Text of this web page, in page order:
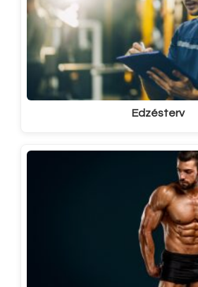
Edzésterv